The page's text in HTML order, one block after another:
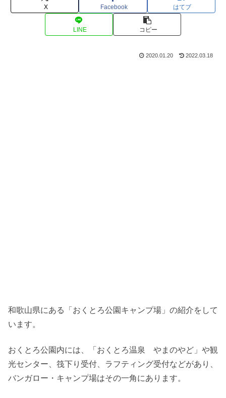
X Facebook はてブ
LINE コピー
2020.01.20 2022.03.18
和歌山県にある「おくとろ公園キャンプ場」の紹介をして
います。
おくとろ公園内には、「おくとろ温泉 やまのやど」や観
光センター、筏下り受付、ラフティング受付などがあり、
バンガロー・キャンプ場はその一角にあります。